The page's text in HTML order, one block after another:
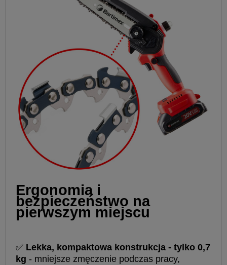
Ergonomia i
bezpieczeństwo na
pierwszym miejscu
✅ Lekka, kompaktowa konstrukcja - tylko 0,7
kg - mniejsze zmęczenie podczas pracy,